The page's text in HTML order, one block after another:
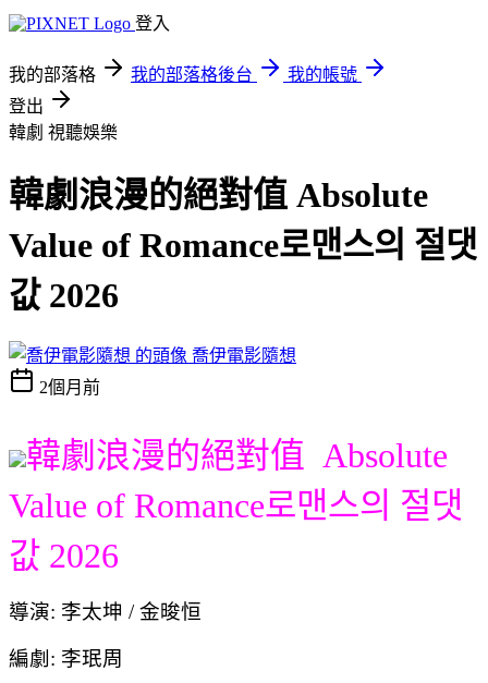
登入
我的部落格 我的部落格後台
我的帳號
登出
韓劇 視聽娛樂
韓劇浪漫的絕對值 Absolute
Value of Romance로맨스의 절댓
값 2026
喬伊電影隨想
2個月前
韓劇浪漫的絕對值 Absolute
Value of Romance로맨스의 절댓
값 2026
導演: 李太坤 / 金晙恒
編劇: 李珉周